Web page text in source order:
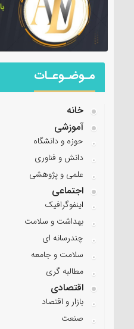
مـوضـوعـات
خانه
آموزشی
حوزه و دانشگاه
دانش و فناوری
علمی و پژوهشی
اجتماعی
اینفوگرافیک
بهداشت و سلامت
چندرسانه ای
سلامت و جامعه
مطالبه گری
اقتصادی
بازار و اقتصاد
صنعت